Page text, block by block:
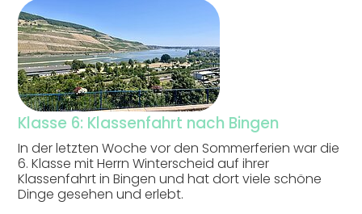
Klasse 6: Klassenfahrt nach Bingen
In der letzten Woche vor den Sommerferien war die
6. Klasse mit Herrn Winterscheid auf ihrer
Klassenfahrt in Bingen und hat dort viele schöne
Dinge gesehen und erlebt.